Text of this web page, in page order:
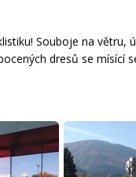
Souboje na větru,
dresů se mísící